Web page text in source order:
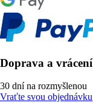
Doprava a vrácení
30 dní na rozmyšlenou
Vraťte svou objednávku